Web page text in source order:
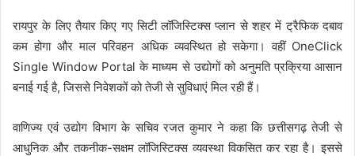
रायपुर के लिए तैयार किए गए सिटी लॉजिस्टिक्स प्लान से शहर में ट्रैफिक दबाव
कम होगा और माल परिवहन अधिक व्यवस्थित हो सकेगा। वहीं OneClick
Single Window Portal के माध्यम से उद्योगों को अनुमति प्रक्रिया आसान
बनाई गई है, जिससे निवेशकों को तेजी से सुविधाएं मिल रही हैं।
वाणिज्य एवं उद्योग विभाग के सचिव रजत कुमार ने कहा कि छत्तीसगढ़ तेजी से
आधुनिक और तकनीक-सक्षम लॉजिस्टिक्स व्यवस्था विकसित कर रहा है। इससे